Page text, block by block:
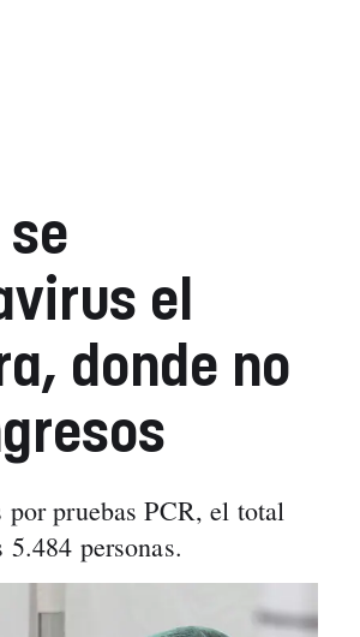
el
donde no
pruebas PCR, el total
personas.